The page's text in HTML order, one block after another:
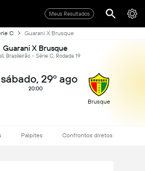
Meus Resultados
C Guarani X Brusque
Guarani X Brusque
Brasileirão - Série C, Rodada 19
sábado, 29º ago
20:00
Brusque
Palpites Confrontos diretos